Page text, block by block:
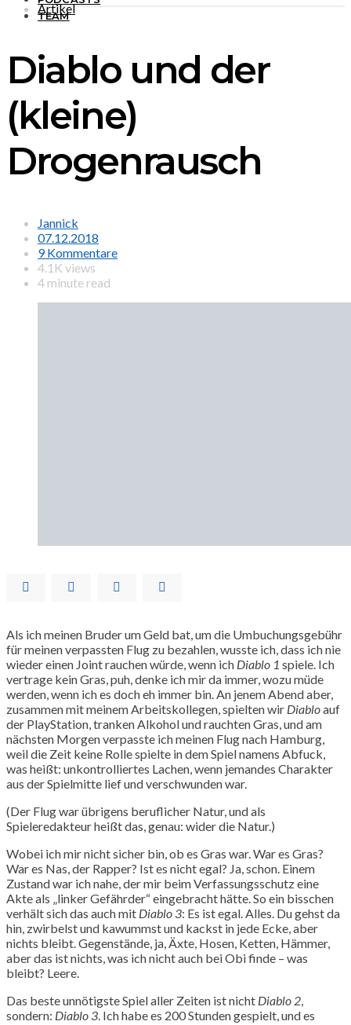
TEAM
Artikel
Diablo und der
(kleine)
Drogenrausch
Jannick
07.12.2018
9 Kommentare
4.1K views
4 minute read
Als ich meinen Bruder um Geld bat, um die Umbuchungsgebühr
für meinen verpassten Flug zu bezahlen, wusste ich, dass ich nie
wieder einen Joint rauchen würde, wenn ich Diablo 1 spiele. Ich
vertrage kein Gras, puh, denke ich mir da immer, wozu müde
werden, wenn ich es doch eh immer bin. An jenem Abend aber,
zusammen mit meinem Arbeitskollegen, spielten wir Diabloauf
der PlayStation, tranken Alkohol und rauchten Gras, und am
nächsten Morgen verpasste ich meinen Flug nach Hamburg,
weil die Zeit keine Rolle spielte in dem Spiel namens Abfuck,
was heißt: unkontrolliertes Lachen, wenn jemandes Charakter
aus der Spielmitte lief und verschwunden war.
(Der Flug war übrigens beruflicher Natur, und als
Spieleredakteur heißt das, genau: wider die Natur.)
Wobei ich mir nicht sicher bin, ob es Gras war. War es Gras?
War es Nas, der Rapper? Ist es nicht egal? Ja, schon. Einem
Zustand war ich nahe, der mir beim Verfassungsschutz eine
Akte als „linker Gefährder“ eingebracht hätte. So ein bisschen
verhält sich das auch mit Diablo 3: Es ist egal. Alles. Du gehst da
hin, zwirbelst und kawummst und kackst in jede Ecke, aber
nichts bleibt. Gegenstände, ja, Äxte, Hosen, Ketten, Hämmer,
aber das ist nichts, was ich nicht auch bei Obi finde – was
bleibt? Leere.
Das beste unnötigste Spiel aller Zeiten ist nicht Diablo 2
sondern: Diablo 3 . Ich habe es 200 Stunden gespielt, und es